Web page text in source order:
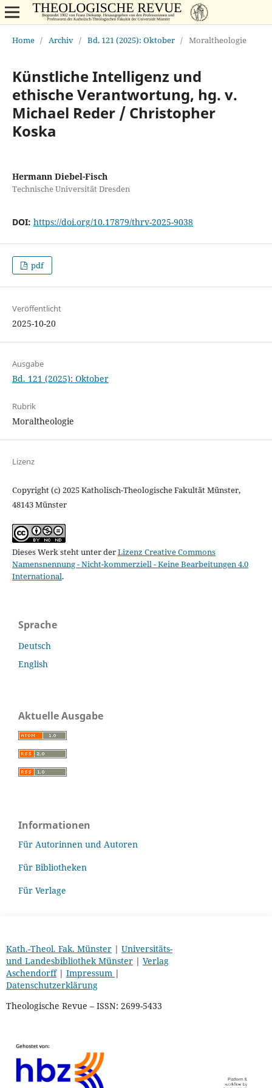
Home / Archiv / Bd. 121 (2025): Oktober / Moraltheologie
Künstliche Intelligenz und
ethische Verantwortung, hg. v.
Michael Reder / Christopher
Koska
Hermann Diebel-Fisch
Technische Universität Dresden
DOI: https://doi.org/10.17879/thrv-2025-9038
pdf
Veröffentlicht
2025-10-20
Ausgabe
Bd. 121 (2025): Oktober
Rubrik
Moraltheologie
Lizenz
Copyright (c) 2025 Katholisch-Theologische Fakultät Münster,
48143 Münster
Dieses Werk steht unter derLizenz Creative Commons
Namensnennung - Nicht-kommerziell - Keine Bearbeitungen 4.0
International.
Sprache
Deutsch
English
Aktuelle Ausgabe
Informationen
Für Autorinnen und Autoren
Für Bibliotheken
Für Verlage
Kath.-Theol. Fak. Münster| Universitäts-
und Landesbibliothek Münster| Verlag
Aschendorff| Impressum |
Datenschutzerklärung
Theologische Revue – ISSN: 2699-5433